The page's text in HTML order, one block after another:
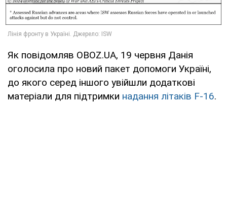
Як повідомляв OBOZ.UA, 19 червня Данія
оголосила про новий пакет допомоги Україні,
до якого серед іншого увійшли додаткові
матеріали для підтримки надання літаків F-16.